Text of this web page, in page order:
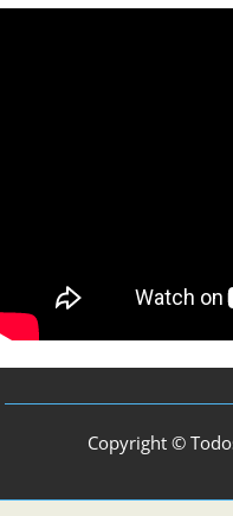
Copyright ©